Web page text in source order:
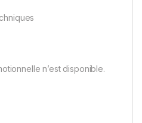
n’est disponible.